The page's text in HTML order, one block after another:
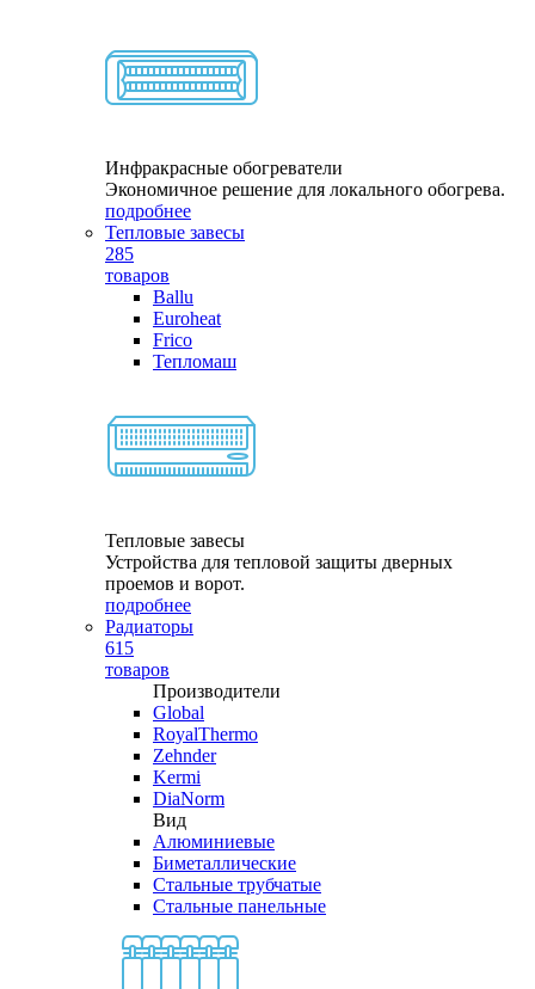
Инфракрасные обогреватели
Экономичное решение для локального обогрева.
подробнее
Тепловые завесы
285
товаров
Ballu
Euroheat
Frico
Тепломаш
Тепловые завесы
Устройства для тепловой защиты дверных
проемов и ворот.
подробнее
Радиаторы
615
товаров
Производители
Global
RoyalThermo
Zehnder
Kermi
DiaNorm
Вид
Алюминиевые
Биметаллические
Стальные трубчатые
Стальные панельные